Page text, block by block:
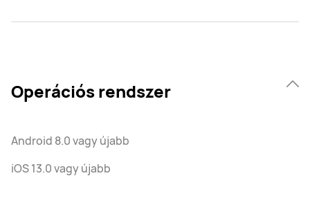
Operációs rendszer
Android 8.0 vagy újabb
iOS 13.0 vagy újabb